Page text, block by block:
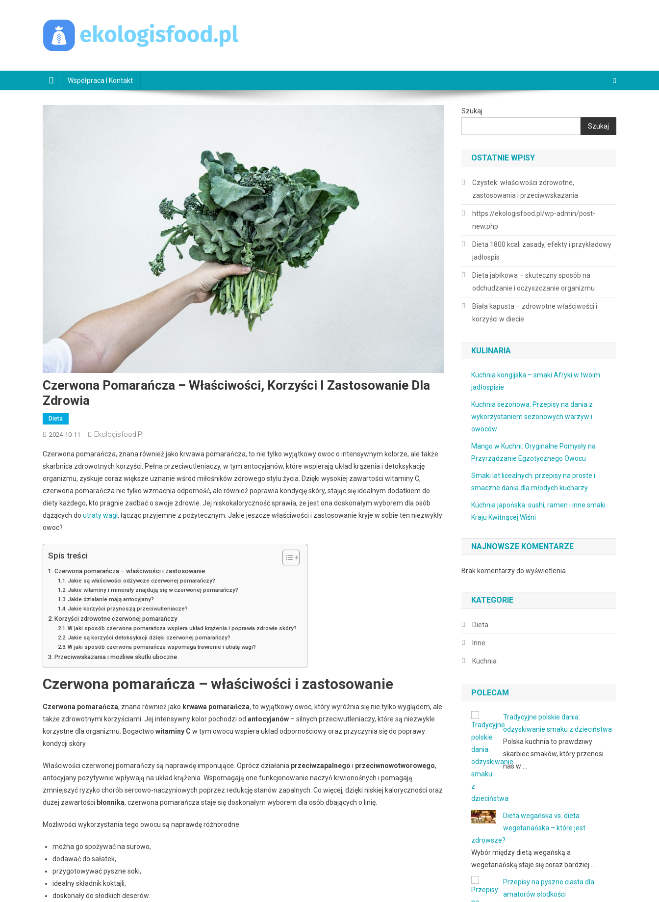
Współpraca I Kontakt
Czerwona Pomarańcza – Właściwości, Korzyści I Zastosowanie Dla
Zdrowia
Dieta
2024-10-11 Ekologisfood.pl
Czerwona pomarańcza, znana również jako krwawa pomarańcza, to nie tylko wyjątkowy owoc o intensywnym kolorze, ale także
skarbnica zdrowotnych korzyści. Pełna przeciwutleniaczy, w tym antocyjanów, które wspierają układ krążenia i detoksykację
organizmu, zyskuje coraz większe uznanie wśród miłośników zdrowego stylu życia. Dzięki wysokiej zawartości witaminy C,
czerwona pomarańcza nie tylko wzmacnia odporność, ale również poprawia kondycję skóry, stając się idealnym dodatkiem do
diety każdego, kto pragnie zadbać o swoje zdrowie. Jej niskokaloryczność sprawia, że jest ona doskonałym wyborem dla osób
dążących do utraty wagi, łącząc przyjemne z pożytecznym. Jakie jeszcze właściwości i zastosowanie kryje w sobie ten niezwykły
owoc?
Spis treści
Czerwona pomarańcza – właściwości i zastosowanie
Jakie są właściwości odżywcze czerwonej pomarańczy?
Jakie witaminy i minerały znajdują się w czerwonej pomarańczy?
Jakie działanie mają antocyjany?
Jakie korzyści przynoszą przeciwutleniacze?
Korzyści zdrowotne czerwonej pomarańczy
W jaki sposób czerwona pomarańcza wspiera układ krążenia i poprawia zdrowie skóry?
Jakie są korzyści detoksykacji dzięki czerwonej pomarańczy?
W jaki sposób czerwona pomarańcza wspomaga trawienie i utratę wagi?
Przeciwwskazania i możliwe skutki uboczne
Czerwona pomarańcza – właściwości i zastosowanie
Czerwona pomarańcza, znana również jako krwawa pomarańcza, to wyjątkowy owoc, który wyróżnia się nie tylko wyglądem, ale
także zdrowotnymi korzyściami. Jej intensywny kolor pochodzi od antocyjanów – silnych przeciwutleniaczy, które są niezwykle
korzystne dla organizmu. Bogactwo witaminy C w tym owocu wspiera układ odpornościowy oraz przyczynia się do poprawy
kondycji skóry.
Właściwości czerwonej pomarańczy są naprawdę imponujące. Oprócz działania przeciwzapalnego i przeciwnowotworowego,
antocyjany pozytywnie wpływają na układ krążenia. Wspomagają one funkcjonowanie naczyń krwionośnych i pomagają
zmniejszyć ryzyko chorób sercowo-naczyniowych poprzez redukcję stanów zapalnych. Co więcej, dzięki niskiej kaloryczności oraz
dużej zawartości błonnika, czerwona pomarańcza staje się doskonałym wyborem dla osób dbających o linię.
Możliwości wykorzystania tego owocu są naprawdę różnorodne:
można go spożywać na surowo,
dodawać do sałatek,
przygotowywać pyszne soki,
idealny składnik koktajli,
doskonały do słodkich deserów.
Szukaj
Szukaj
OSTATNIE WPISY
Czystek: właściwości zdrowotne,
zastosowania i przeciwwskazania
https://ekologisfood.pl/wp-admin/post-
new.php
Dieta 1800 kcal: zasady, efekty i przykładowy
jadłospis
Dieta jabłkowa – skuteczny sposób na
odchudzanie i oczyszczanie organizmu
Biała kapusta – zdrowotne właściwości i
korzyści w diecie
KULINARIA
Kuchnia kongijska – smaki Afryki w twoim
jadłospisie
Kuchnia sezonowa: Przepisy na dania z
wykorzystaniem sezonowych warzyw i
owoców
Mango w Kuchni: Oryginalne Pomysły na
Przyrządzanie Egzotycznego Owocu
Smaki lat licealnych: przepisy na proste i
smaczne dania dla młodych kucharzy
Kuchnia japońska: sushi, ramen i inne smaki
Kraju Kwitnącej Wiśni
NAJNOWSZE KOMENTARZE
Brak komentarzy do wyświetlenia.
KATEGORIE
Dieta
Inne
Kuchnia
POLECAM
Tradycyjne polskie dania:
odzyskiwanie smaku z dzieciństwa
Polska kuchnia to prawdziwy
skarbiec smaków, który przenosi
nas w …
Dieta wegańska vs. dieta
wegetariańska – które jest
zdrowsze?
Wybór między dietą wegańską a
wegetariańską staje się coraz bardziej …
Przepisy na pyszne ciasta dla
amatorów słodkości